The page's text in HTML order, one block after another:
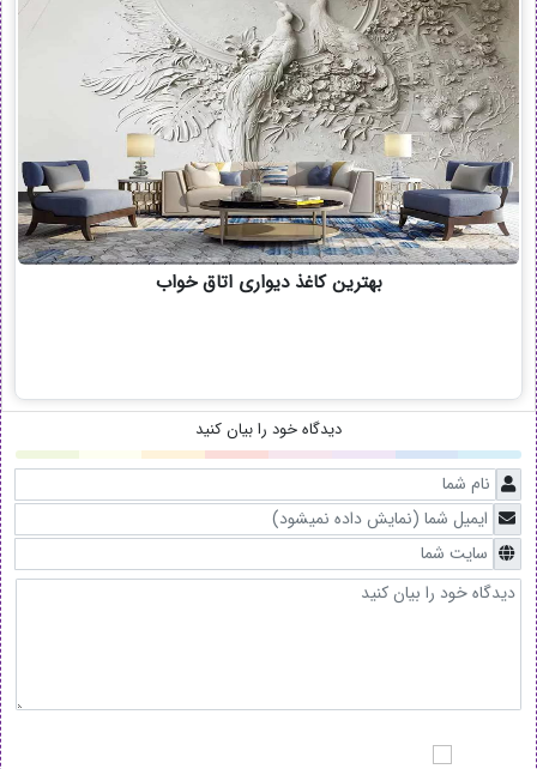
بهترین کاغذ دیواری اتاق خواب
دیدگاه خود را بیان کنید